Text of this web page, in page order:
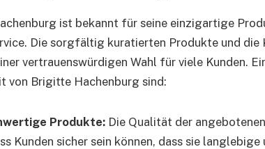
ist bekannt für seine einzigartige
Die sorgfältig kuratierten Produkte und die
vertrauenswürdigen Wahl für viele Kunden.
von Brigitte Hachenburg sind:
Produkte: Die Qualität der
Kunden sicher sein können, dass sie